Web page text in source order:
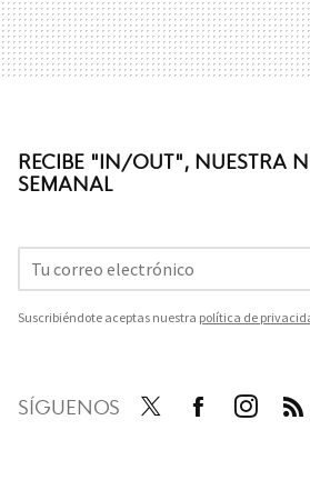
RECIBE "IN/OUT", NUESTRA
SEMANAL
Suscribiéndote aceptas nuestra política de
SÍGUENOS